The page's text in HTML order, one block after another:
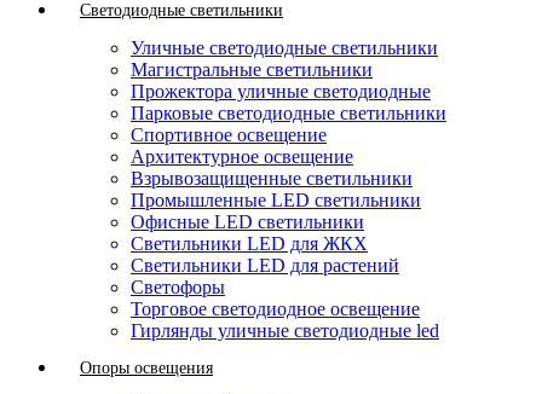
Светодиодные светильники
Уличные светодиодные светильники
Магистральные светильники
Прожектора уличные светодиодные
Парковые светодиодные светильники
Спортивное освещение
Архитектурное освещение
Взрывозащищенные светильники
Промышленные LED светильники
Офисные LED светильники
Cветильники LED для ЖКХ
Светильники LED для растений
Светофоры
Торговое светодиодное освещение
Гирлянды уличные светодиодные led
Опоры освещения